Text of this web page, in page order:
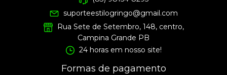
suporteestilogringo@gmail.com
Rua Sete de Setembro, 148, centro,
Campina Grande PB
24 horas em nosso site!
Formas de pagamento